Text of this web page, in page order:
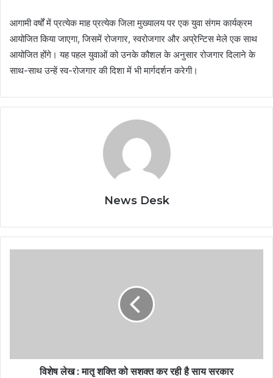
आगामी वर्षों में प्रत्येक माह प्रत्येक जिला मुख्यालय पर एक युवा संगम कार्यक्रम
आयोजित किया जाएगा, जिसमें रोजगार, स्वरोजगार और अप्रेन्टिस मेले एक साथ
आयोजित होंगे। यह पहल युवाओं को उनके कौशल के अनुसार रोजगार दिलाने के
साथ-साथ उन्हें स्व-रोजगार की दिशा में भी मार्गदर्शन करेगी।
News Desk
विशेष लेख : मातृ शक्ति को सशक्त कर रही है साय सरकार